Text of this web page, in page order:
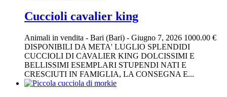
Cuccioli cavalier king
Animali in vendita - Bari (Bari) - Giugno 7, 2026 1000.00 €
DISPONIBILI DA META' LUGLIO SPLENDIDI
CUCCIOLI DI CAVALIER KING DOLCISSIMI E
BELLISSIMI ESEMPLARI STUPENDI NATI E
CRESCIUTI IN FAMIGLIA, LA CONSEGNA E...